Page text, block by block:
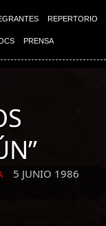
REPERTORIO
PRENSA
5 JUNIO 1986